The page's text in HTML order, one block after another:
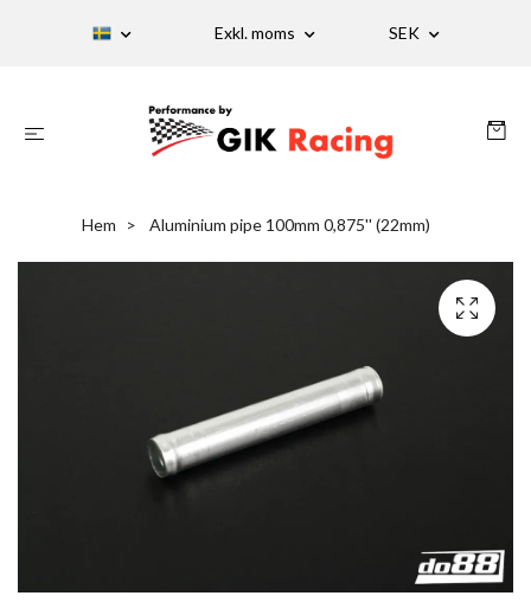
Exkl. moms SEK
Hem Aluminium pipe 100mm 0,875'' (22mm)